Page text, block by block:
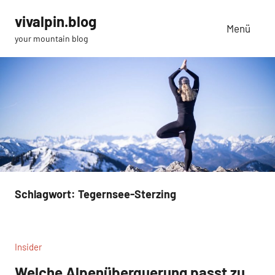
Inhalt
springen
vivalpin.blog
your mountain blog
Menü
Schlagwort: Tegernsee-Sterzing
Insider